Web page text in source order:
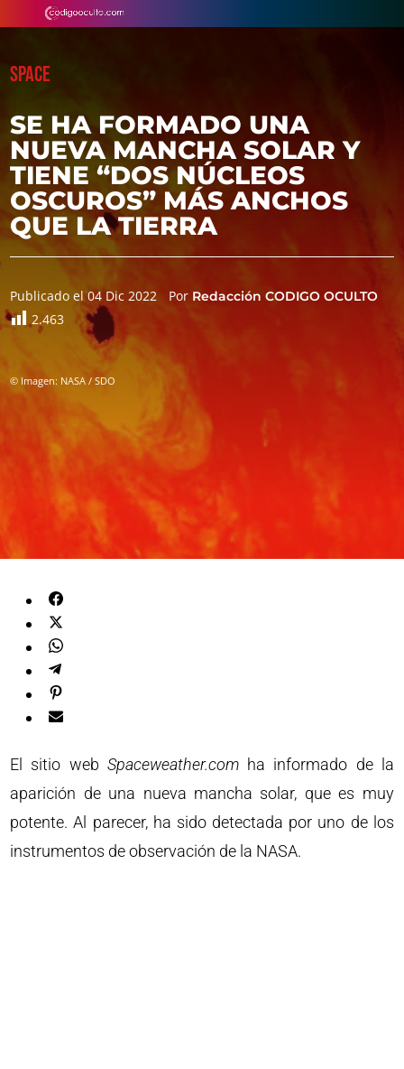
SPACE
SE HA FORMADO UNA
NUEVA MANCHA SOLAR Y
TIENE “DOS NÚCLEOS
OSCUROS” MÁS ANCHOS
QUE LA TIERRA
Publicado el 04 Dic 2022 Por Redacción CODIGO OCULTO
2.463
© Imagen: NASA / SDO
El sitio web Spaceweather.comha informado de la
aparición de una nueva mancha solar, que es muy
potente. Al parecer, ha sido detectada por uno de los
instrumentos de observación de la NASA.